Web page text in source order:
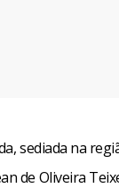
sediada na
de Oliveira